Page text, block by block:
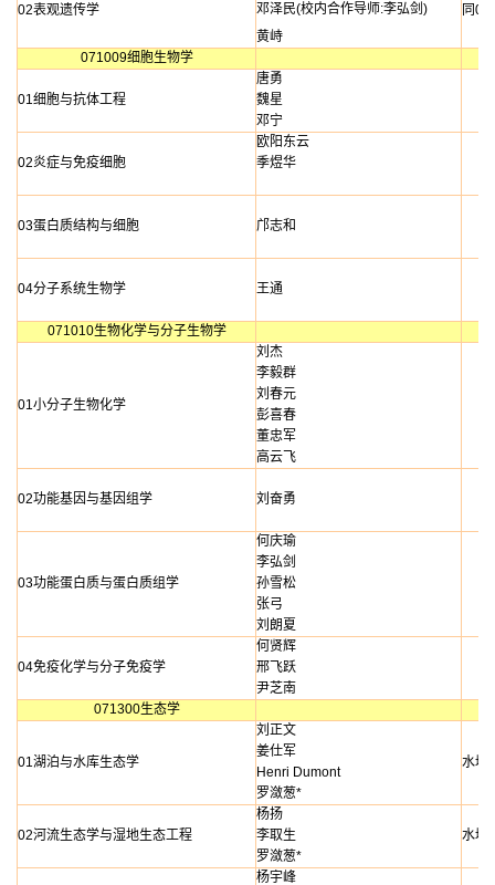
02表观遗传学
同01
邓泽民(校内合作导师:李弘剑)
黄峙
071009细胞生物学
01细胞与抗体工程
唐勇
魏星
邓宁
02炎症与免疫细胞
欧阳东云
季煜华
03蛋白质结构与细胞 邝志和
04分子系统生物学 王通
071010生物化学与分子生物学
01小分子生物化学
刘杰
李毅群
刘春元
彭喜春
董忠军
高云飞
02功能基因与基因组学 刘奋勇
03功能蛋白质与蛋白质组学
何庆瑜
李弘剑
孙雪松
张弓
刘朗夏
04免疫化学与分子免疫学
何贤辉
邢飞跃
尹芝南
071300生态学
01湖泊与水库生态学
刘正文
水域
姜仕军
Henri Dumont
罗潋葱*
02河流生态学与湿地生态工程
杨扬
水域
李取生
罗潋葱*
杨宇峰